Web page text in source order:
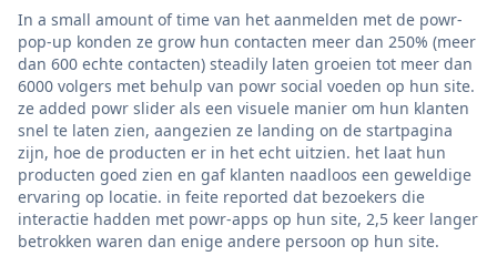
In a small amount of time van het aanmelden met de powr-
pop-up konden ze grow hun contacten meer dan 250% (meer
dan 600 echte contacten) steadily laten groeien tot meer dan
6000 volgers met behulp van powr social voeden op hun site.
ze added powr slider als een visuele manier om hun klanten
snel te laten zien, aangezien ze landing on de startpagina
zijn, hoe de producten er in het echt uitzien. het laat hun
producten goed zien en gaf klanten naadloos een geweldige
ervaring op locatie. in feite reported dat bezoekers die
interactie hadden met powr-apps op hun site, 2,5 keer langer
betrokken waren dan enige andere persoon op hun site.